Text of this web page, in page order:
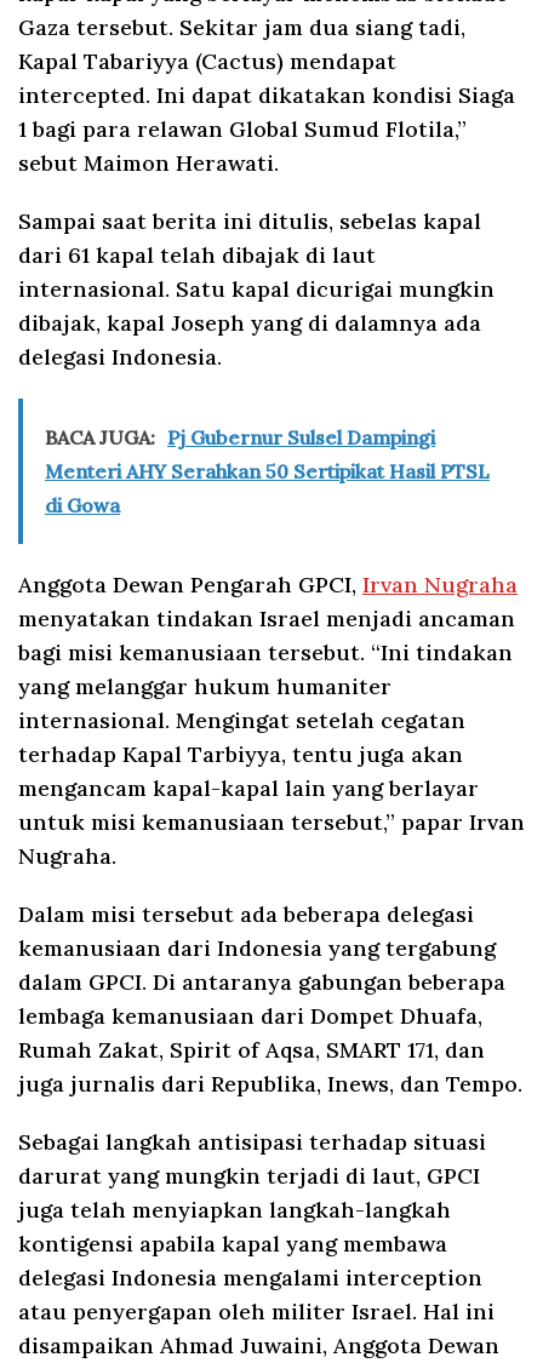
Gaza tersebut. Sekitar jam dua siang tadi,
Kapal Tabariyya (Cactus) mendapat
intercepted. Ini dapat dikatakan kondisi Siaga
1 bagi para relawan Global Sumud Flotila,”
sebut Maimon Herawati.
Sampai saat berita ini ditulis, sebelas kapal
dari 61 kapal telah dibajak di laut
internasional. Satu kapal dicurigai mungkin
dibajak, kapal Joseph yang di dalamnya ada
delegasi Indonesia.
BACA JUGA: Pj Gubernur Sulsel Dampingi
Menteri AHY Serahkan 50 Sertipikat Hasil PTSL
di Gowa
Anggota Dewan Pengarah GPCI, Irvan Nugraha
menyatakan tindakan Israel menjadi ancaman
bagi misi kemanusiaan tersebut. “Ini tindakan
yang melanggar hukum humaniter
internasional. Mengingat setelah cegatan
terhadap Kapal Tarbiyya, tentu juga akan
mengancam kapal-kapal lain yang berlayar
untuk misi kemanusiaan tersebut,” papar Irvan
Nugraha.
Dalam misi tersebut ada beberapa delegasi
kemanusiaan dari Indonesia yang tergabung
dalam GPCI. Di antaranya gabungan beberapa
lembaga kemanusiaan dari Dompet Dhuafa,
Rumah Zakat, Spirit of Aqsa, SMART 171, dan
juga jurnalis dari Republika, Inews, dan Tempo.
Sebagai langkah antisipasi terhadap situasi
darurat yang mungkin terjadi di laut, GPCI
juga telah menyiapkan langkah-langkah
kontigensi apabila kapal yang membawa
delegasi Indonesia mengalami interception
atau penyergapan oleh militer Israel. Hal ini
disampaikan Ahmad Juwaini, Anggota Dewan